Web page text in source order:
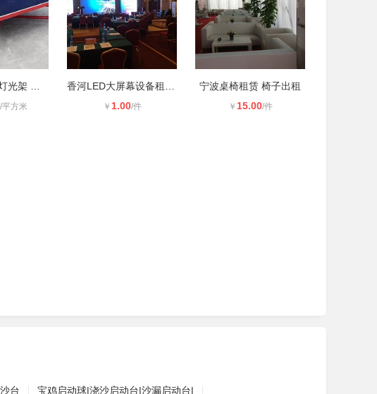
/平方米 ￥ 1.00/件
宁波桌椅租赁 椅子出租
￥ 15.00/件
台
宝鸡启动球|浇沙启动台|沙漏启动台|